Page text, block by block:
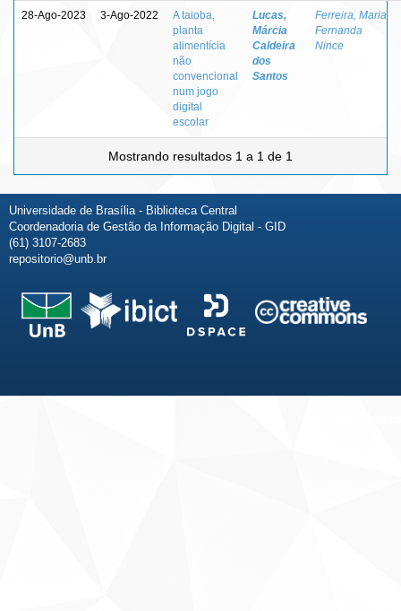
28-Ago-2023 3-Ago-2022
A taioba,
planta
alimentícia
não
convencional
num jogo
digital
escolar
Lucas,
Márcia
Caldeira
dos
Santos
Ferreira, Maria
Fernanda
Nince
Mostrando resultados 1 a 1 de 1
Universidade de Brasília - Biblioteca Central
Coordenadoria de Gestão da Informação Digital - GID
(61) 3107-2683
repositorio@unb.br